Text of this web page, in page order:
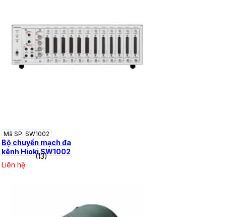
Mã SP: SW1002
Bộ chuyển mạch đa
kênh Hioki SW1002
(13)
Liên hệ